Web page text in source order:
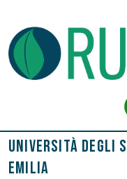
Università degli
Emilia